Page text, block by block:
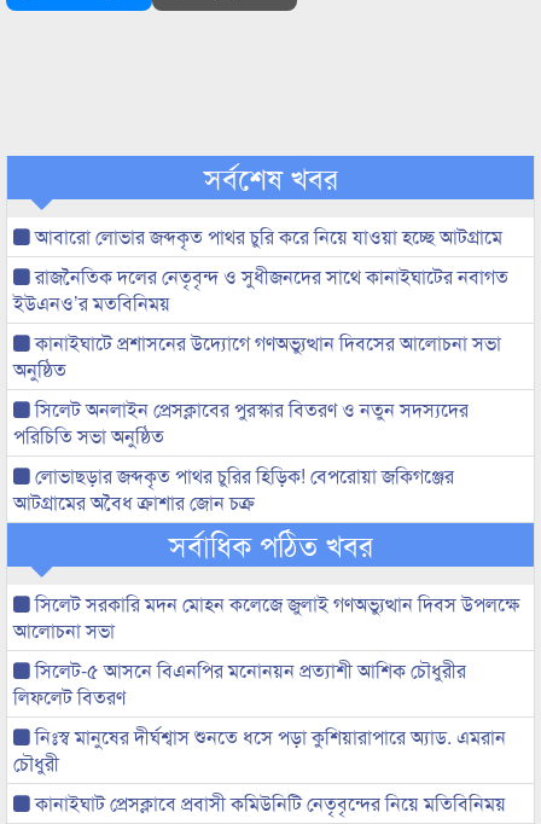
সর্বশেষ খবর
আবারো লোভার জব্দকৃত পাথর চুরি করে নিয়ে যাওয়া হচ্ছে আটগ্রামে
রাজনৈতিক দলের নেতৃবৃন্দ ও সুধীজনদের সাথে কানাইঘাটের নবাগত
ইউএনও’র মতবিনিময়
কানাইঘাটে প্রশাসনের উদ্যোগে গণঅভ্যুত্থান দিবসের আলোচনা সভা
অনুষ্ঠিত
সিলেট অনলাইন প্রেসক্লাবের পুরস্কার বিতরণ ও নতুন সদস্যদের
পরিচিতি সভা অনুষ্ঠিত
লোভাছড়ার জব্দকৃত পাথর চুরির হিড়িক! বেপরোয়া জকিগঞ্জের
আটগ্রামের অবৈধ ক্রাশার জোন চক্র
সর্বাধিক পঠিত খবর
সিলেট সরকারি মদন মোহন কলেজে জুলাই গণঅভ্যুত্থান দিবস উপলক্ষে
আলোচনা সভা
সিলেট-৫ আসনে বিএনপির মনোনয়ন প্রত্যাশী আশিক চৌধুরীর
লিফলেট বিতরণ
নিঃস্ব মানুষের দীর্ঘশ্বাস শুনতে ধসে পড়া কুশিয়ারাপারে অ্যাড. এমরান
চৌধুরী
কানাইঘাট প্রেসক্লাবে প্রবাসী কমিউনিটি নেতৃবৃন্দের নিয়ে মতিবিনিময়